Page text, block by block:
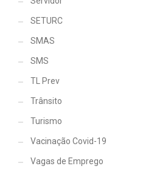
SETURC
SMAS
SMS
TL Prev
Trânsito
Turismo
Vacinação Covid-19
Vagas de Emprego